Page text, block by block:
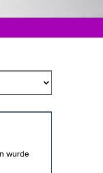
wurde